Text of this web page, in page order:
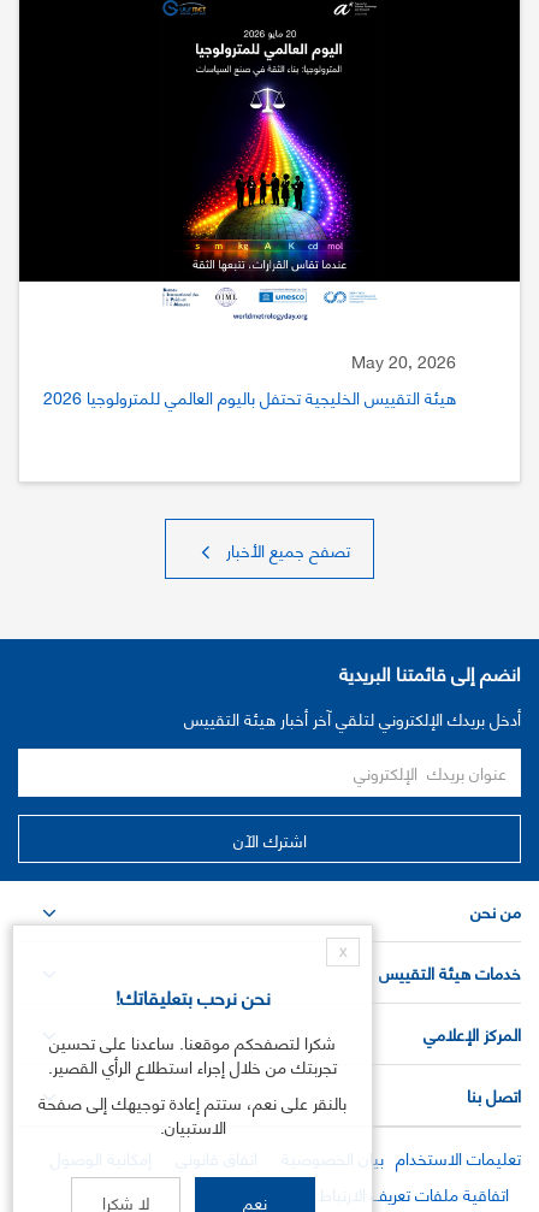
May 20, 2026
هيئة التقييس الخليجية تحتفل باليوم العالمي للمترولوجيا 2026
تصفح جميع الأخبار
انضم إلى قائمتنا البريدية
أدخل بريدك الإلكتروني لتلقي آخر أخبار هيئة التقييس
من نحن
خدمات هيئة التقييس
المركز الإعلامي
اتصل بنا
تعليمات الاستخدام بيان الخصوصية اتفاق قانوني
إمكانية الوصول
اتفاقية ملفات تعريف الارتباط
X
نحن نرحب بتعليقاتك!
شكرا لتصفحكم موقعنا. ساعدنا على تحسين
تجربتك من خلال إجراء استطلاع الرأي القصير.
بالنقر على نعم، ستتم إعادة توجيهك إلى صفحة
الاستبيان.
نعم لا شكرا